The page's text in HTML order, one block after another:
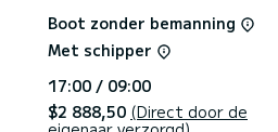
over de volgende uitrusting:
op voor een offerte, u wordt
Boot zonder bemanning
Met schipper
17:00 / 09:00
$2 888,50 (Direct door de